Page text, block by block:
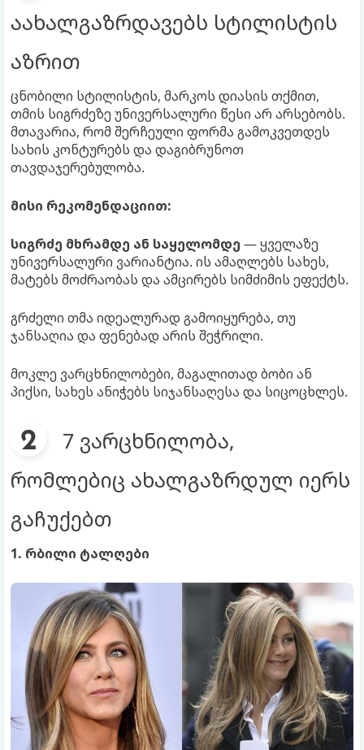
აახალგაზრდავებს სტილისტის
აზრით
ცნობილი სტილისტის, მარკოს დიასის თქმით,
თმის სიგრძეზე უნივერსალური წესი არ არსებობს.
მთავარია, რომ შერჩეული ფორმა გამოკვეთდეს
სახის კონტურებს და დაგიბრუნოთ
თავდაჯერებულობა.
მისი რეკომენდაციით:
სიგრძე მხრამდე ან საყელომდე — ყველაზე
უნივერსალური ვარიანტია. ის ამაღლებს სახეს,
მატებს მოძრაობას და ამცირებს სიმძიმის ეფექტს.
გრძელი თმა იდეალურად გამოიყურება, თუ
ჯანსაღია და ფენებად არის შეჭრილი.
მოკლე ვარცხნილობები, მაგალითად ბობი ან
პიქსი, სახეს ანიჭებს სიჯანსაღესა და სიცოცხლეს.
7 ვარცხნილობა,
რომლებიც ახალგაზრდულ იერს
გაჩუქებთ
1. რბილი ტალღები